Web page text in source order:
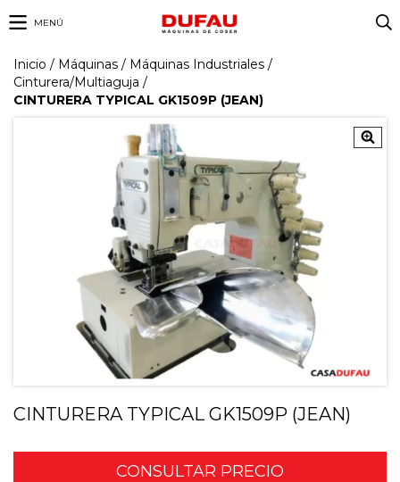
MENÚ
Inicio / Máquinas / Máquinas Industriales /
Cinturera/Multiaguja /
CINTURERA TYPICAL GK1509P (JEAN)
CINTURERA TYPICAL GK1509P (JEAN)